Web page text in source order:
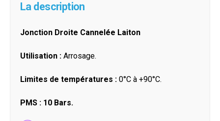
La description
Jonction Droite Cannelée Laiton
Utilisation : Arrosage.
Limites de températures : 0°C à +90°C.
PMS : 10 Bars.